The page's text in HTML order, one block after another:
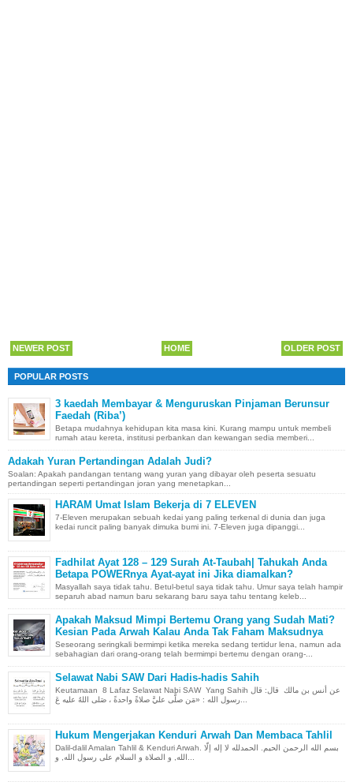
NEWER POST OLDER POST
HOME
POPULAR POSTS
3 kaedah Membayar & Menguruskan Pinjaman Berunsur
Faedah (Riba’)
Betapa mudahnya kehidupan kita masa kini. Kurang mampu untuk membeli
rumah atau kereta, institusi perbankan dan kewangan sedia memberi...
Adakah Yuran Pertandingan Adalah Judi?
Soalan: Apakah pandangan tentang wang yuran yang dibayar oleh peserta sesuatu
pertandingan seperti pertandingan joran yang menetapkan...
HARAM Umat Islam Bekerja di 7 ELEVEN
7-Eleven merupakan sebuah kedai yang paling terkenal di dunia dan juga
kedai runcit paling banyak dimuka bumi ini. 7-Eleven juga dipanggi...
Fadhilat Ayat 128 – 129 Surah At-Taubah| Tahukah Anda
Betapa POWERnya Ayat-ayat ini Jika diamalkan?
Masyallah saya tidak tahu. Betul-betul saya tidak tahu. Umur saya telah hampir
separuh abad namun baru sekarang baru saya tahu tentang keleb...
Apakah Maksud Mimpi Bertemu Orang yang Sudah Mati?
Kesian Pada Arwah Kalau Anda Tak Faham Maksudnya
Seseorang seringkali bermimpi ketika mereka sedang tertidur lena, namun ada
sebahagian dari orang-orang telah bermimpi bertemu dengan orang-...
Selawat Nabi SAW Dari Hadis-hadis Sahih
Keutamaan 8 Lafaz Selawat Nabi SAW Yang Sahih عن أنس بن مالك قال: قال
Hukum Mengerjakan Kenduri Arwah Dan Membaca Tahlil
Dalil-dalil Amalan Tahlil & Kenduri Arwah. بسم الله الرحمن الحيم. الحمدلله لا إله إلّا